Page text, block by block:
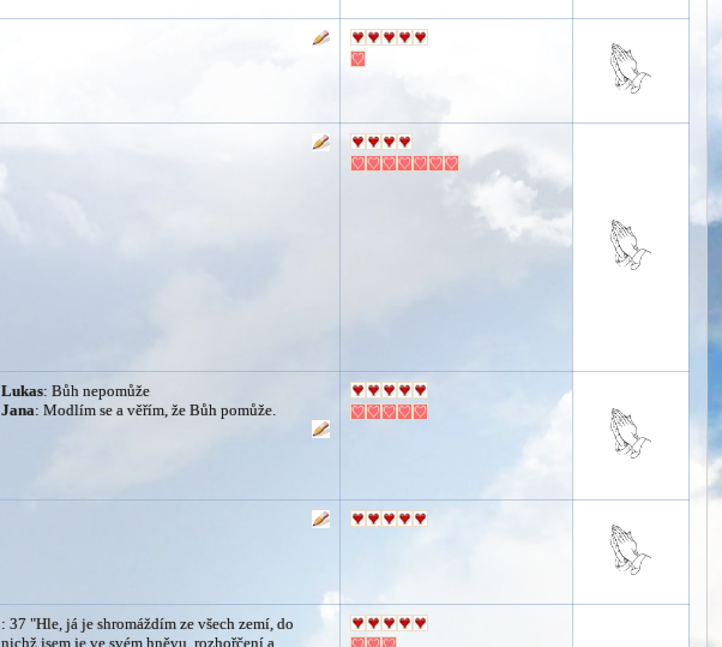
Lukas: Bůh nepomůže
Jana: Modlím se a věřím, že Bůh pomůže.
: 37 "Hle, já je shromáždím ze všech zemí, do
nichž jsem je ve svém hněvu, rozhořčení a